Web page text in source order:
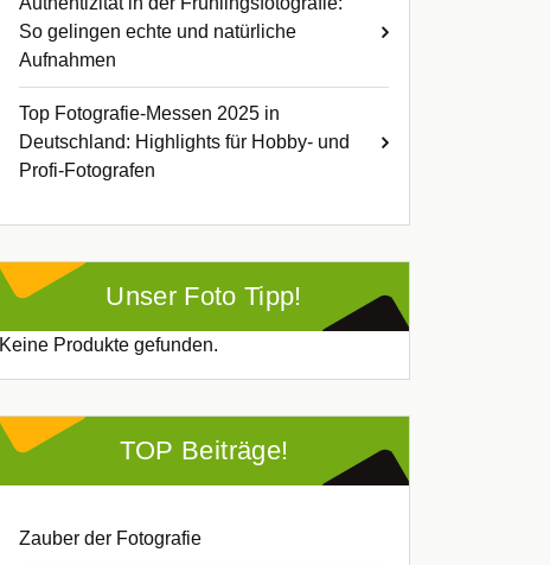
So gelingen echte und natürliche
Aufnahmen
Top Fotografie-Messen 2025 in
Deutschland: Highlights für Hobby- und
Profi-Fotografen
Unser Foto Tipp!
Keine Produkte gefunden.
TOP Beiträge!
Zauber der Fotografie